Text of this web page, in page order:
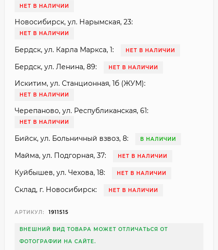
НЕТ В НАЛИЧИИ
Новосибирск, ул. Нарымская, 23:
НЕТ В НАЛИЧИИ
Бердск, ул. Карла Маркса, 1: НЕТ В НАЛИЧИИ
Бердск, ул. Ленина, 89: НЕТ В НАЛИЧИИ
Искитим, ул. Станционная, 1б (ЖУМ):
НЕТ В НАЛИЧИИ
Черепаново, ул. Республиканская, 61:
НЕТ В НАЛИЧИИ
Бийск, ул. Больничный взвоз, 8: В НАЛИЧИИ
Майма, ул. Подгорная, 37: НЕТ В НАЛИЧИИ
Куйбышев, ул. Чехова, 18: НЕТ В НАЛИЧИИ
Склад, г. Новосибирск: НЕТ В НАЛИЧИИ
АРТИКУЛ: 1911515
ВНЕШНИЙ ВИД ТОВАРА МОЖЕТ ОТЛИЧАТЬСЯ ОТ
ФОТОГРАФИИ НА САЙТЕ.